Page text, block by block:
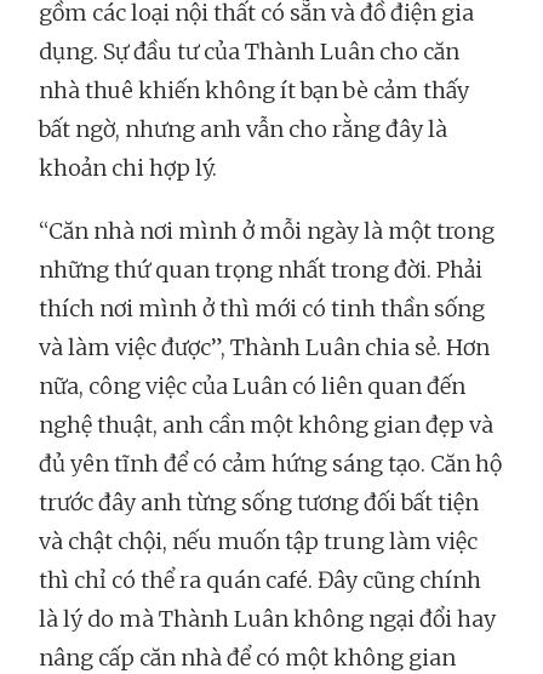
gồm các loại nội thất có sẵn và đồ điện gia
dụng. Sự đầu tư của Thành Luân cho căn
nhà thuê khiến không ít bạn bè cảm thấy
bất ngờ, nhưng anh vẫn cho rằng đây là
khoản chi hợp lý.
“Căn nhà nơi mình ở mỗi ngày là một trong
những thứ quan trọng nhất trong đời. Phải
thích nơi mình ở thì mới có tinh thần sống
và làm việc được”, Thành Luân chia sẻ. Hơn
nữa, công việc của Luân có liên quan đến
nghệ thuật, anh cần một không gian đẹp và
đủ yên tĩnh để có cảm hứng sáng tạo. Căn hộ
trước đây anh từng sống tương đối bất tiện
và chật chội, nếu muốn tập trung làm việc
thì chỉ có thể ra quán café. Đây cũng chính
là lý do mà Thành Luân không ngại đổi hay
nâng cấp căn nhà để có một không gian